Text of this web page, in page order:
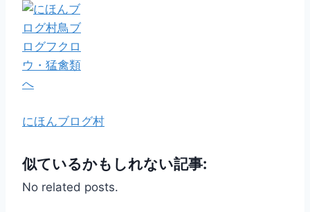
にほんブログ村
似ているかもしれない記事:
No related posts.